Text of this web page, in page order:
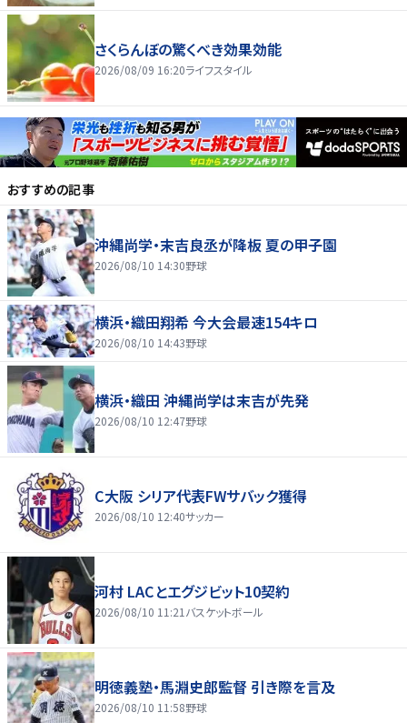
さくらんぼの驚くべき効果効能
2026/08/09 16:20ライフスタイル
おすすめの記事
沖縄尚学・末吉良丞が降板 夏の甲子園
2026/08/10 14:30野球
横浜・織田翔希 今大会最速154キロ
2026/08/10 14:43野球
横浜・織田 沖縄尚学は末吉が先発
2026/08/10 12:47野球
C大阪 シリア代表FWサバック獲得
2026/08/10 12:40サッカー
河村 LACとエグジビット10契約
2026/08/10 11:21 バスケットボール
明徳義塾・馬淵史郎監督 引き際を言及
2026/08/10 11:58野球